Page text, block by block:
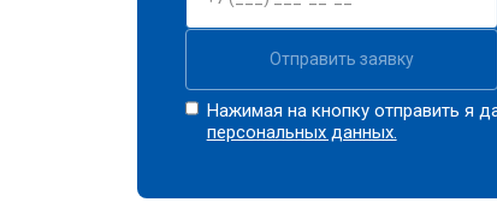
Отправить заявку
Нажимая на кнопку отправить я
персональных данных.